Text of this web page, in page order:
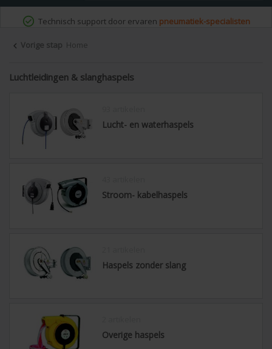
Technisch support door ervaren pneumatiek-specialisten
 Vorige stap Home
Luchtleidingen & slanghaspels
Lucht- en waterhaspels
Stroom- kabelhaspels
Haspels zonder slang
Overige haspels